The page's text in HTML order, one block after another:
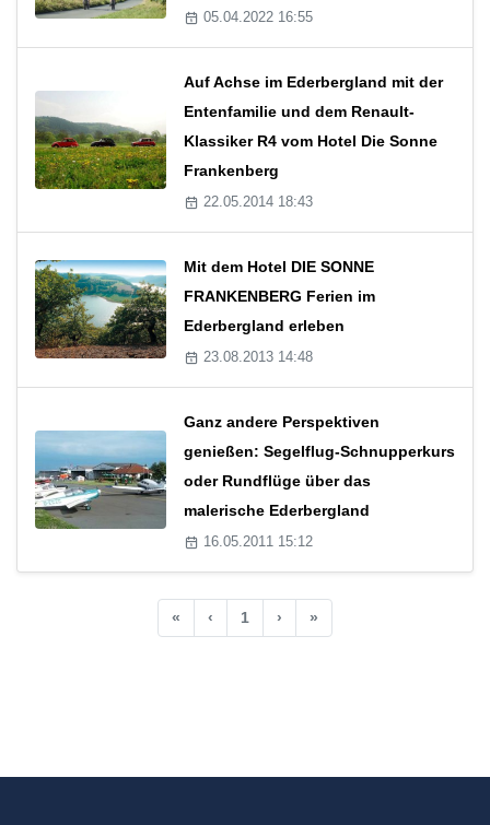
05.04.2022 16:55
Auf Achse im Ederbergland mit der
Entenfamilie und dem Renault-
Klassiker R4 vom Hotel Die Sonne
Frankenberg
22.05.2014 18:43
Mit dem Hotel DIE SONNE
FRANKENBERG Ferien im
Ederbergland erleben
23.08.2013 14:48
Ganz andere Perspektiven
genießen: Segelflug-Schnupperkurs
oder Rundflüge über das
malerische Ederbergland
16.05.2011 15:12
« ‹ 1 › »